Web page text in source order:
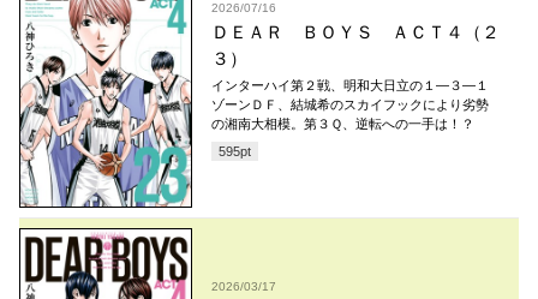
2026/07/16
ＤＥＡＲ ＢＯＹＳ ＡＣＴ４（２
３）
インターハイ第２戦、明和大日立の１―３―１
ゾーンＤＦ、結城希のスカイフックにより劣勢
の湘南大相模。第３Ｑ、逆転への一手は！？
595pt
2026/03/17